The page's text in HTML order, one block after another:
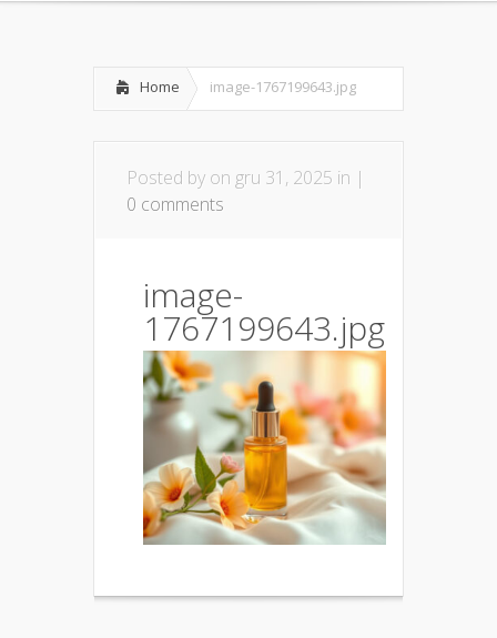
Home image-1767199643.jpg
Posted by on gru 31, 2025 in |
0 comments
image-
1767199643.jpg